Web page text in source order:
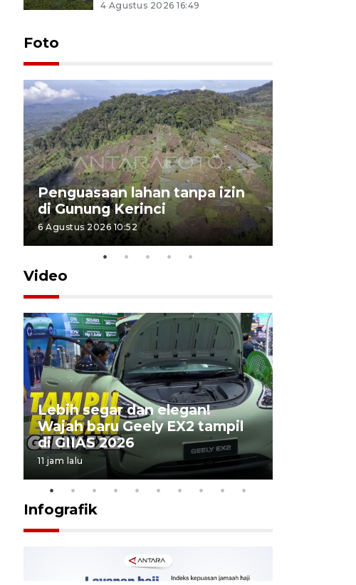
4 Agustus 2026 16:49
Foto
Penguasaan lahan tanpa izin
di Gunung Kerinci
6 Agustus 2026 10:52
Video
Lebih segar dan elegan!
Wajah baru Geely EX2 tampil
di GIIAS 2026
11 jam lalu
Infografik